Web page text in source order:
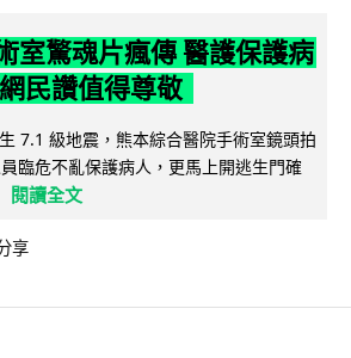
室驚魂片瘋傳 醫護保護病
民讚值得尊敬
7.1 級地震，熊本綜合醫院手術室鏡頭拍
臨危不亂保護病人，更馬上開逃生門確
閱讀全文
享